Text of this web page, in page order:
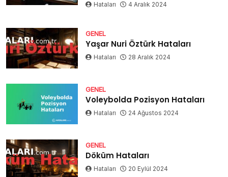
Hataları 4 Aralık 2024
GENEL
Yaşar Nuri Öztürk Hataları
Hataları 28 Aralık 2024
GENEL
Voleybolda Pozisyon Hataları
Hataları 24 Ağustos 2024
GENEL
Döküm Hataları
Hataları 20 Eylül 2024